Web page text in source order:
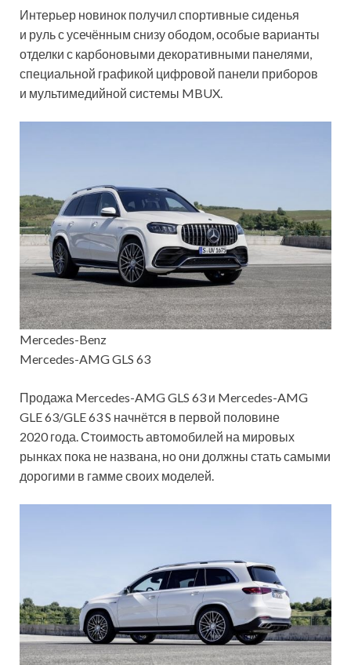
Интерьер новинок получил спортивные сиденья
и руль с усечённым снизу ободом, особые варианты
отделки с карбоновыми декоративными панелями,
специальной графикой цифровой панели приборов
и мультимедийной системы MBUX.
Mercedes-Benz
Mercedes-AMG GLS 63
Продажа Mercedes-AMG GLS 63 и Mercedes-AMG
GLE 63/GLE 63 S начнётся в первой половине
2020 года. Стоимость автомобилей на мировых
рынках пока не названа, но они должны стать самыми
дорогими в гамме своих моделей.